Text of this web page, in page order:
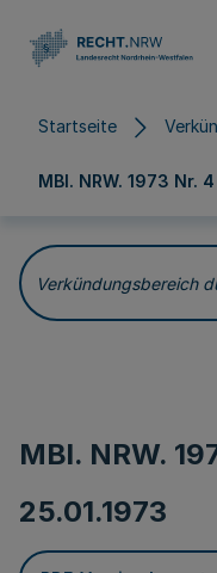
Startseite
MBl. NRW. 1973 Nr.
Verkündungsbereich
MBl. NRW.
25.01.1973